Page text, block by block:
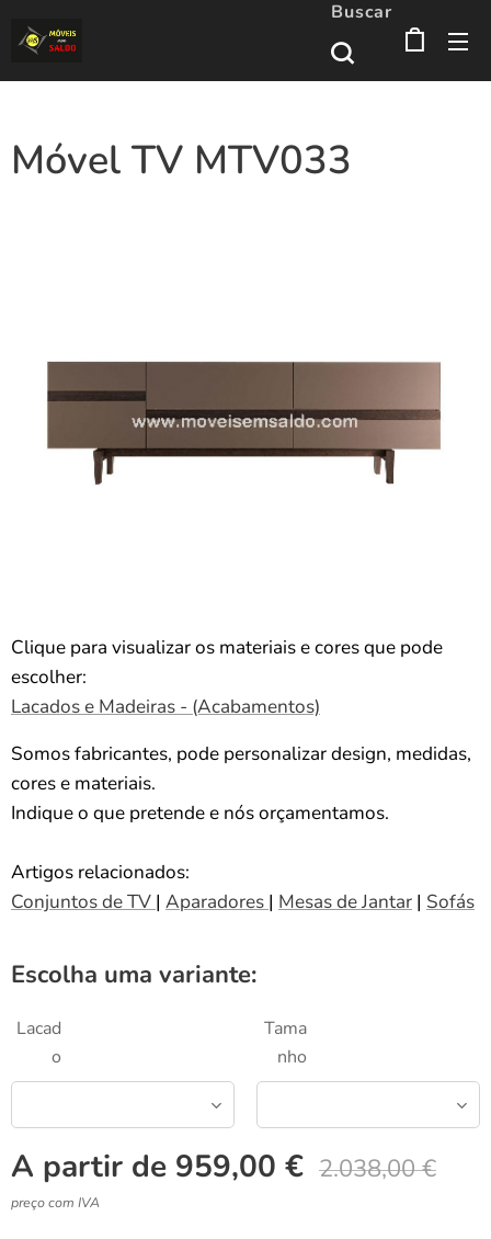
Buscar
Móvel TV MTV033
Clique para visualizar os materiais e cores que pode
escolher:
Lacados e Madeiras - (Acabamentos)
Somos fabricantes, pode personalizar design, medidas,
cores e materiais.
Indique o que pretende e nós orçamentamos.
Artigos relacionados:
Conjuntos de TV | Aparadores | Mesas de Jantar | Sofás
Escolha uma variante:
Lacad
o
Tama
nho
A partir de 959,00 € 2.038,00€
preço com IVA